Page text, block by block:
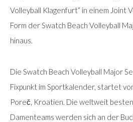
Volleyball Klagenfurt“ in einem Joint
Form der Swatch Beach Volleyball
hinaus.
Die Swatch Beach Volleyball Major
Fixpunkt im Sportkalender, startet
Poreč, Kroatien. Die weltweit
Damenteams werden sich an der